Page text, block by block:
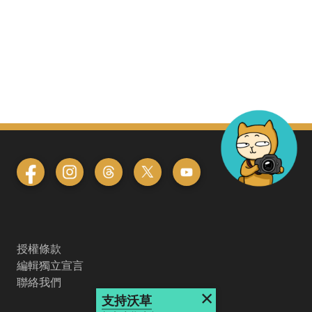
授權條款
編輯獨立宣言
聯絡我們
支持沃草 ×